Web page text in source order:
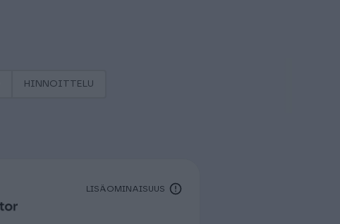
HINNOITTELU
LISÄOMINAISUUS